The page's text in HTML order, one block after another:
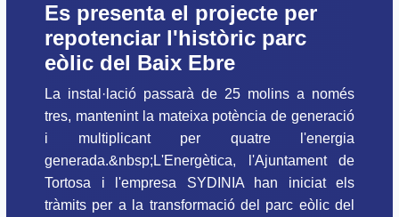
Es presenta el projecte per
repotenciar l'històric parc
eòlic del Baix Ebre
La instal·lació passarà de 25 molins a només
tres, mantenint la mateixa potència de generació
i multiplicant per quatre l'energia
generada.&nbsp;L'Energètica, l'Ajuntament de
Tortosa i l'empresa SYDINIA han iniciat els
tràmits per a la transformació del parc eòlic del